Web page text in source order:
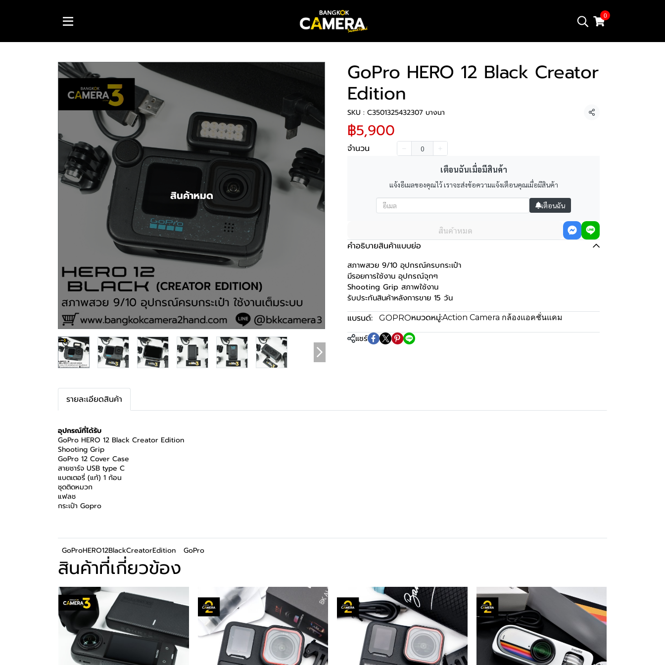
0
สินค้าหมด
GoPro HERO 12 Black Creator
Edition
SKU : C3501325432307 บางนา แชร์
฿5,900
จำนวน
เตือนฉันเมื่อมีสินค้า
แจ้งอีเมลของคุณไว้ เราจะส่งข้อความแจ้งเตือนคุณเมื่อมีสินค้า
เตือนฉัน
สินค้าหมด
คำอธิบายสินค้าแบบย่อ
สภาพสวย 9/10 อุปกรณ์ครบกระเป๋า
มีรอยการใช้งาน อุปกรณ์จุกๆ
Shooting Grip สภาพใช้งาน
รับประกันสินค้าหลังการขาย 15 วัน
แบรนด์: GOPROหมวดหมู่:Action Camera กล้องแอคชั่นแคม
แชร์
รายละเอียดสินค้า
อุปกรณ์ที่ได้รับ
GoPro HERO 12 Black Creator Edition
Shooting Grip
GoPro 12 Cover Case
สายชาร์จ USB type C
แบตเตอรี่ (แท้) 1 ก้อน
ชุดติดหมวก
แฟลช
กระเป๋า Gopro
GoProHERO12BlackCreatorEdition GoPro
สินค้าที่เกี่ยวข้อง